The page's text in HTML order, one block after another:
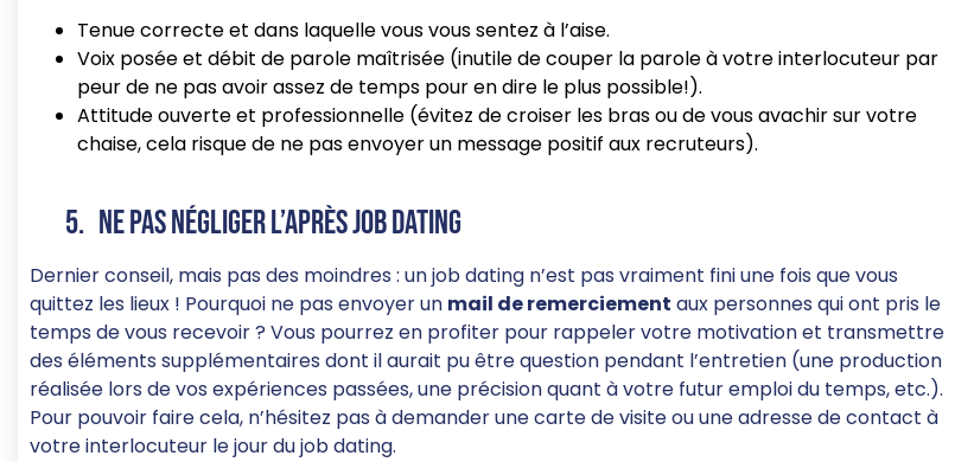
Tenue correcte et dans laquelle vous vous sentez à l’aise.
Voix posée et débit de parole maîtrisée (inutile de couper la parole à votre interlocuteur par
peur de ne pas avoir assez de temps pour en dire le plus possible!).
Attitude ouverte et professionnelle (évitez de croiser les bras ou de vous avachir sur votre
chaise, cela risque de ne pas envoyer un message positif aux recruteurs).
5. Ne pas négliger l’après job dating
Dernier conseil, mais pas des moindres : un job dating n’est pas vraiment fini une fois que vous
quittez les lieux ! Pourquoi ne pas envoyer un mail de remerciement aux personnes qui ont pris le
temps de vous recevoir ? Vous pourrez en profiter pour rappeler votre motivation et transmettre
des éléments supplémentaires dont il aurait pu être question pendant l’entretien (une production
réalisée lors de vos expériences passées, une précision quant à votre futur emploi du temps, etc.).
Pour pouvoir faire cela, n’hésitez pas à demander une carte de visite ou une adresse de contact à
votre interlocuteur le jour du job dating.